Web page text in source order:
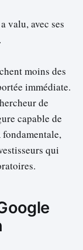
valu, avec ses
.
moins des
immédiate.
de
capable de
qui